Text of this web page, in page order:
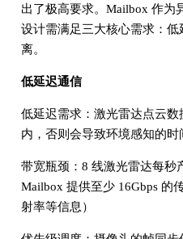
出了极高要求。Mailbox 作为
设计需满足三大核心需求：
离。
低延迟通信
低延迟需求：激光雷达点云
内，否则会导致环境感知的
带宽瓶颈：8 线激光雷达每秒
Mailbox 提供至少 16Gbps 的
射率等信息）